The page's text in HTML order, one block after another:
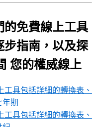
的免費線上工具
步指南，以及探
您的權威線上
具包括詳細的轉換表、
年期
具包括詳細的轉換表、